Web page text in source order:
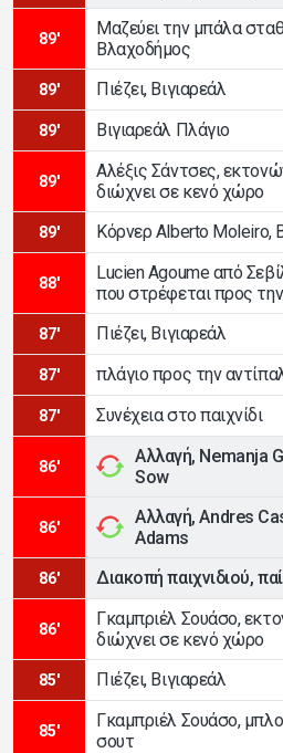
89'
Μαζεύει την μπάλα
Βλαχοδήμος
89' Πιέζει, Βιγιαρεάλ
89' Βιγιαρεάλ Πλάγιο
89'
Αλέξις Σάντσες,
διώχνει σε κενό χώρο
89' Κόρνερ Alberto Moleiro,
88'
Lucien Agoume από
που στρέφεται προς
87' Πιέζει, Βιγιαρεάλ
87' πλάγιο προς την
87' Συνέχεια στο παιχνίδι
86'
Αλλαγή, Nemanja
Sow
86'
Αλλαγή, Andres
Adams
86' Διακοπή παιχνιδιού,
86'
Γκαμπριέλ Σουάσο,
διώχνει σε κενό χώρο
85' Πιέζει, Βιγιαρεάλ
85'
Γκαμπριέλ Σουάσο,
σουτ